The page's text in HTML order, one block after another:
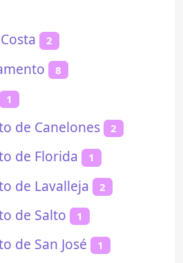
2
8
1
de Canelones 2
de Florida 1
de Lavalleja 2
de Salto 1
de San José 1